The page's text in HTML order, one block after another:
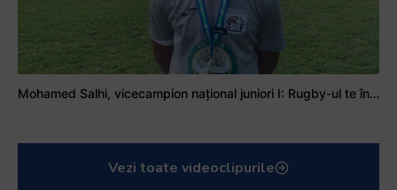
Mohamed Salhi, vicecampion național juniori I: Rugby-ul te învață să accepți și înfrângerile
Vezi toate videoclipurile